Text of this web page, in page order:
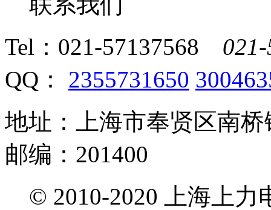
Tel： 021-57137568
QQ： 2355731650
地址：上海市奉贤区南
邮编：201400
© 2010-2020 上海上